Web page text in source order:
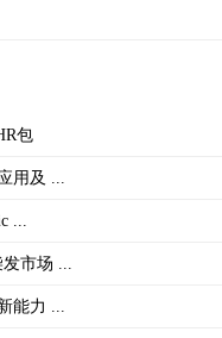
包
用及 ...
...
市场 ...
能力 ...